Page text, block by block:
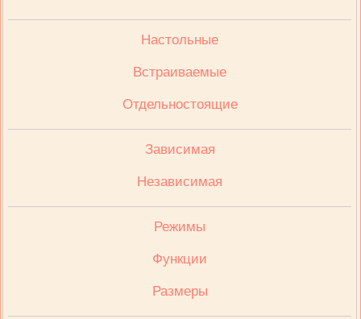
Настольные
Встраиваемые
Отдельностоящие
Зависимая
Независимая
Режимы
Функции
Размеры